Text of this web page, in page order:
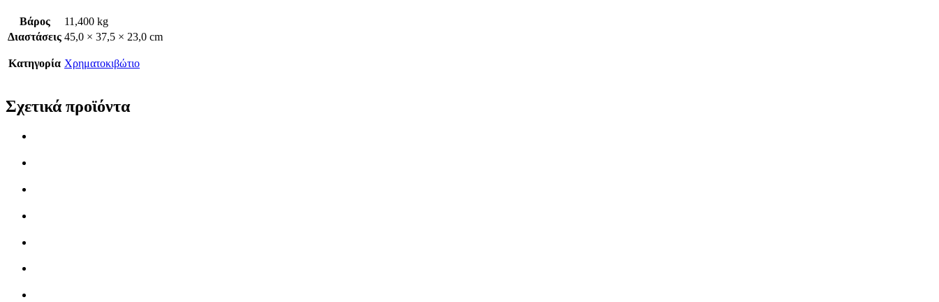
Βάρος
11,400 kg
Διαστάσεις 45,0 × 37,5 × 23,0 cm
Κατηγορία Χρηματοκιβώτιο
Σχετικά προϊόντα